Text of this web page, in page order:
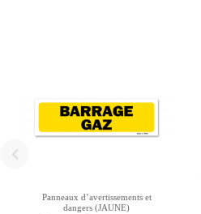
Panneaux d’avertissements et
dangers (JAUNE)